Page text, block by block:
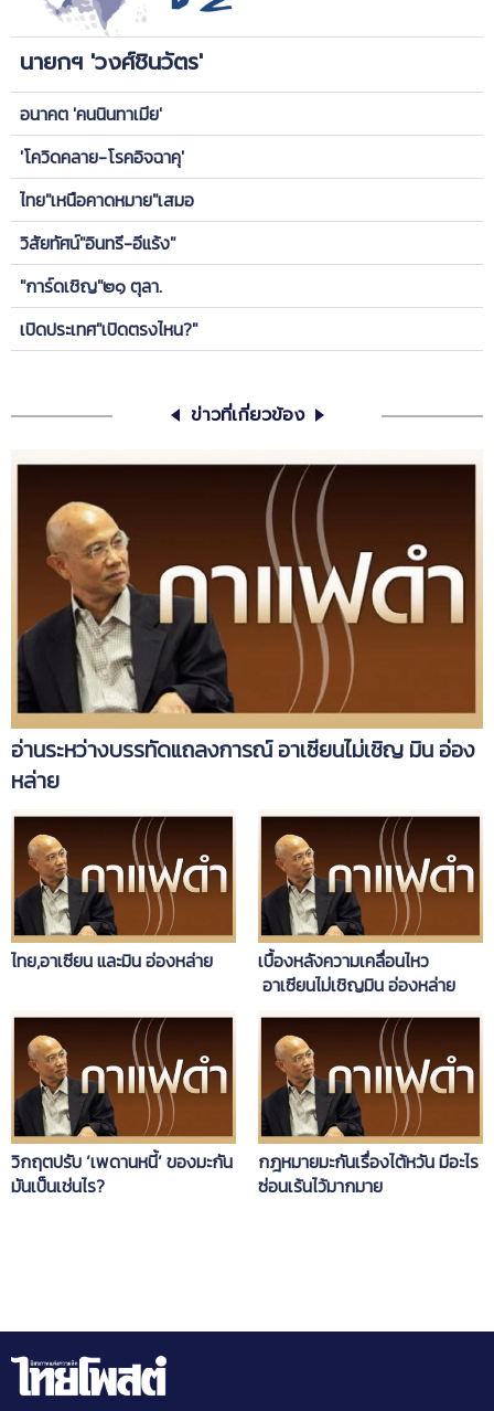
นายกฯ 'วงศ์ชินวัตร'
อนาคต 'คนนินทาเมีย'
'โควิดคลาย-โรคอิจฉาคุ'
ไทย"เหนือคาดหมาย"เสมอ
วิสัยทัศน์"อินทรี-อีแร้ง"
"การ์ดเชิญ"๒๑ ตุลา.
เปิดประเทศ"เปิดตรงไหน?"
ข่าวที่เกี่ยวข้อง
อ่านระหว่างบรรทัดแถลงการณ์ อาเซียนไม่เชิญ มิน อ่อง
หล่าย
ไทย,อาเซียน และมิน อ่องหล่าย
เบื้องหลังความเคลื่อนไหว
อาเซียนไม่เชิญมิน อ่องหล่าย
วิกฤตปรับ ‘เพดานหนี้’ ของมะกัน
มันเป็นเช่นไร?
กฎหมายมะกันเรื่องไต้หวัน มีอะไร
ซ่อนเร้นไว้มากมาย